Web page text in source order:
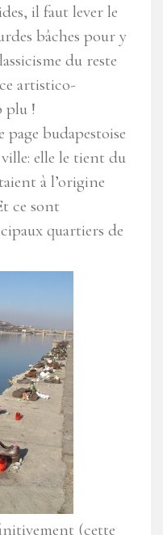
il faut lever le
bâches pour y
du reste
artistico-
plu !
budapestoise
elle le tient du
à l’origine
ce sont
quartiers de
(cette